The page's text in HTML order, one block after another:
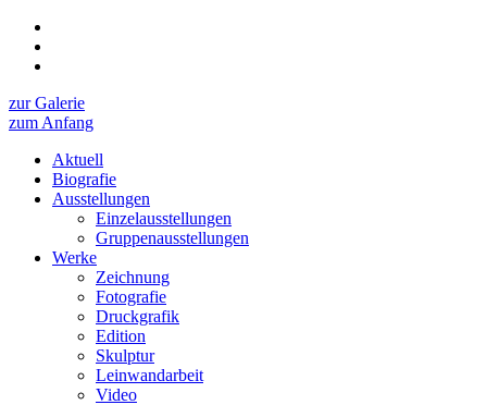
zur Galerie
zum Anfang
Aktuell
Biografie
Ausstellungen
Einzelausstellungen
Gruppenausstellungen
Werke
Zeichnung
Fotografie
Druckgrafik
Edition
Skulptur
Leinwandarbeit
Video